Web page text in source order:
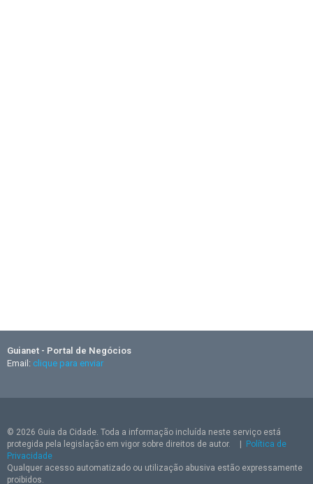
Guianet - Portal de Negócios
Email: clique para enviar
© 2026 Guia da Cidade. Toda a informação incluída neste serviço está
protegida pela legislação em vigor sobre direitos de autor.
| Política de
Privacidade
Qualquer acesso automatizado ou utilização abusiva estão expressamente
proibidos.